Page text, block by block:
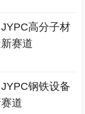
高分子材
赛道
钢铁设备
道